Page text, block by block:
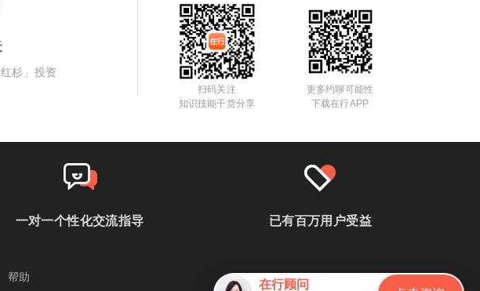
在行顾问
杉」投资
扫码关注
知识技能干货分享
更多约聊可能性
下载在行APP
一对一个性化交流指导 已有百万用户受益
帮助